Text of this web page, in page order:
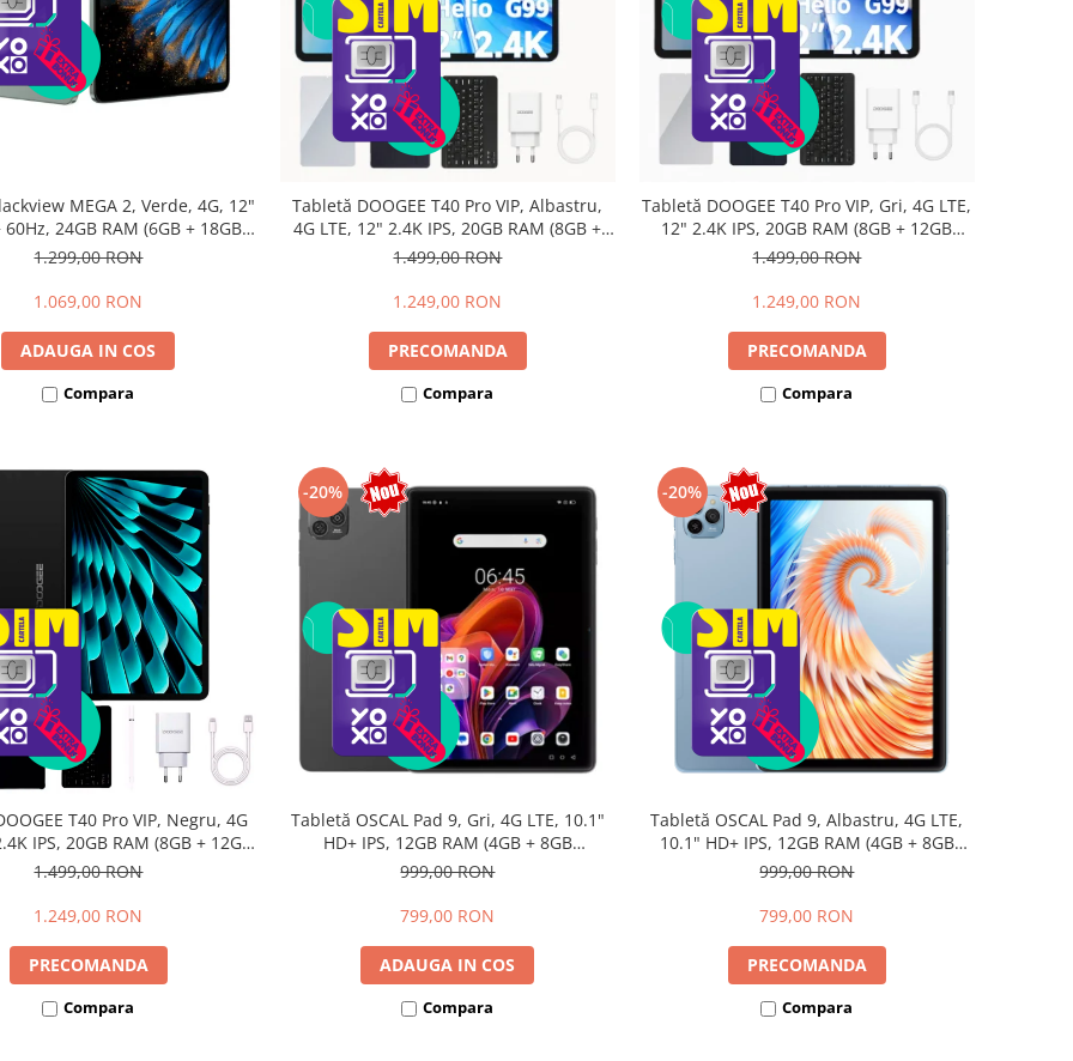
MEGA 2, Verde, 4G, 12"
60Hz, 24GB RAM (6GB + 18GB
256GB ROM, Android 15,
Face Unlock, Dual SIM
1.299,00 RON
1.069,00 RON
ADAUGA IN COS
Compara
Tabletă DOOGEE T40 Pro VIP, Albastru,
4G LTE, 12" 2.4K IPS, 20GB RAM (8GB +
12GB extensibili), 512GB, Helio G99,
1.499,00 RON
1.249,00 RON
PRECOMANDA
Compara
Tabletă DOOGEE T40 Pro VIP, Gri, 4G LTE,
12" 2.4K IPS, 20GB RAM (8GB + 12GB
extensibili), 512GB, Helio G99, 10800mAh,
1.499,00 RON
1.249,00 RON
PRECOMANDA
Compara
T40 Pro VIP, Negru, 4G
IPS, 20GB RAM (8GB + 12GB
512GB, Helio G99, 10800mAh,
1.499,00 RON
1.249,00 RON
PRECOMANDA
Compara
-20%
Tabletă OSCAL Pad 9, Gri, 4G LTE, 10.1"
HD+ IPS, 12GB RAM (4GB + 8GB
extensibili), 128GB, Android 15,
999,00 RON
799,00 RON
ADAUGA IN COS
Compara
-20%
Tabletă OSCAL Pad 9, Albastru, 4G LTE,
10.1" HD+ IPS, 12GB RAM (4GB + 8GB
extensibili), 128GB, Android 15,
999,00 RON
799,00 RON
PRECOMANDA
Compara